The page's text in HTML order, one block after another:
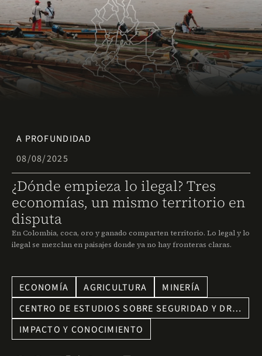
A PROFUNDIDAD
08/08/2025
¿Dónde empieza lo ilegal? Tres
economías, un mismo territorio en
disputa
En Colombia, coca, oro y ganado comparten territorio. Lo legal y lo
ilegal se mezclan en paisajes donde ya no hay fronteras claras.
ECONOMÍA AGRICULTURA
MINERÍA
CENTRO DE ESTUDIOS SOBRE SEGURIDAD Y DR…
IMPACTO Y CONOCIMIENTO